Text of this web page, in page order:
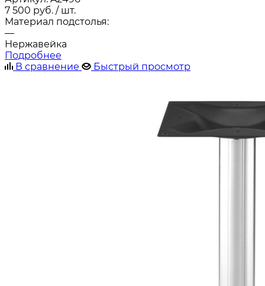
7 500 руб. / шт.
Материал подстолья:
—
Нержавейка
Подробнее
В сравнение
Быстрый просмотр